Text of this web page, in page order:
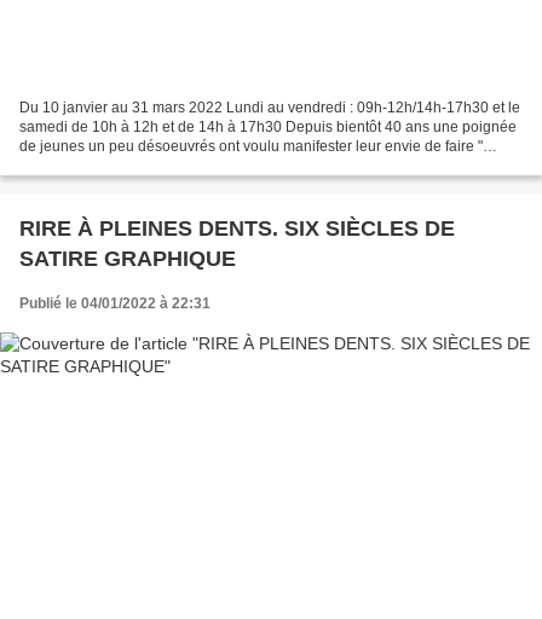
Du 10 janvier au 31 mars 2022 Lundi au vendredi : 09h-12h/14h-17h30 et le
samedi de 10h à 12h et de 14h à 17h30 Depuis bientôt 40 ans une poignée
de jeunes un peu désoeuvrés ont voulu manifester leur envie de faire "
RIRE À PLEINES DENTS. SIX SIÈCLES DE
SATIRE GRAPHIQUE
Publié le 04/01/2022 à 22:31